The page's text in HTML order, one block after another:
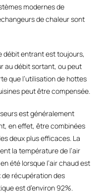
modernes de
de chaleur sont
débit entrant est toujours,
au débit sortant, ou peut
que l’utilisation de hottes
peut être compensée.
est généralement
en effet, être combinées
deux plus efficaces. La
la température de l’air
été lorsque l’air chaud est
de récupération des
est d’environ 92%.